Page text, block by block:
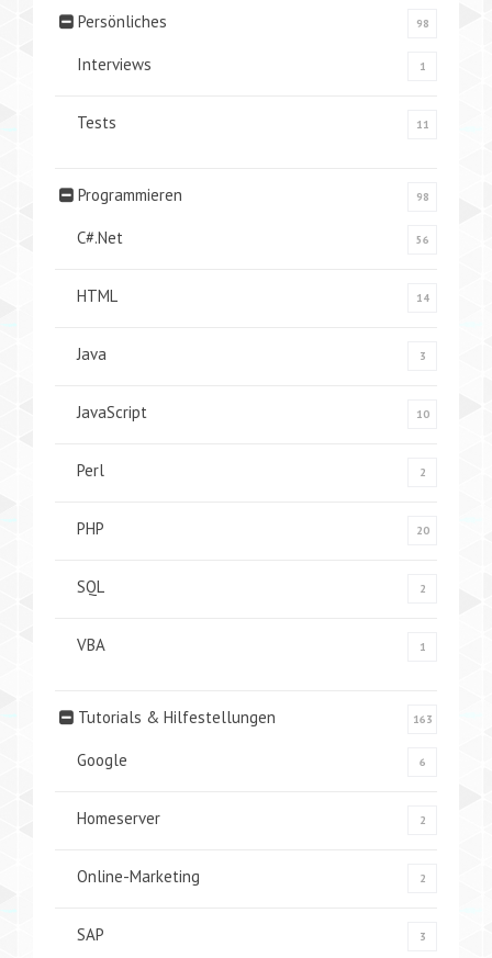
Persönliches 98
Interviews 1
Tests 11
Programmieren 98
C#.Net 56
HTML 14
Java 3
JavaScript 10
Perl 2
PHP 20
SQL 2
VBA 1
Tutorials & Hilfestellungen 163
Google 6
Homeserver 2
Online-Marketing 2
SAP 3